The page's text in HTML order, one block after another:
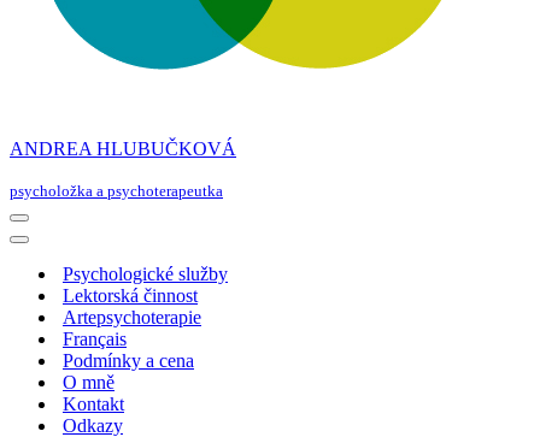
ANDREA HLUBUČKOVÁ
psycholožka a psychoterapeutka
Navigační
menu
Navigační
Psychologické služby
Lektorská činnost
Artepsychoterapie
Français
Podmínky a cena
O mně
Kontakt
Odkazy